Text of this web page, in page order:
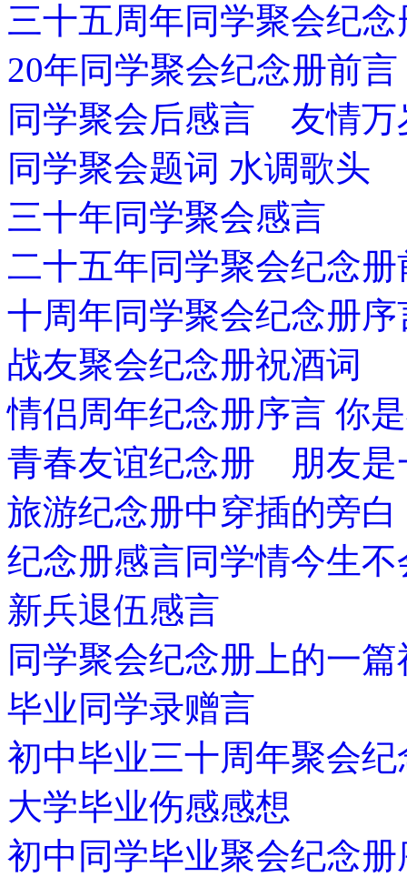
三十五周年同学聚会纪
20年同学聚会纪念册前
同学聚会后感言 友情万
同学聚会题词 水调歌头
三十年同学聚会感言
二十五年同学聚会纪念册
十周年同学聚会纪念册序
战友聚会纪念册祝酒词
情侣周年纪念册序言 你
青春友谊纪念册 朋友是
旅游纪念册中穿插的旁白
纪念册感言同学情今生不
新兵退伍感言
同学聚会纪念册上的一
毕业同学录赠言
初中毕业三十周年聚会
大学毕业伤感感想
初中同学毕业聚会纪念册